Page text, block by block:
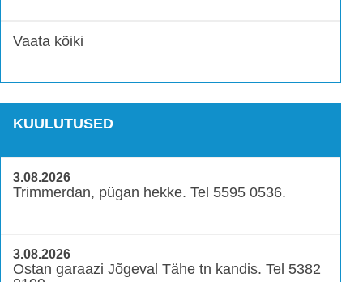
Vaata kõiki
KUULUTUSED
3.08.2026
Trimmerdan, pügan hekke. Tel 5595 0536.
3.08.2026
Ostan garaazi Jõgeval Tähe tn kandis. Tel 5382